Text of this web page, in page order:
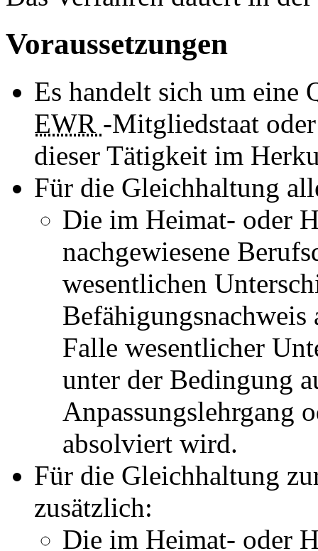
Voraussetzungen
Es handelt sich um
EWR -Mitgliedstaat
dieser Tätigkeit im
Für die Gleichhaltung
Die im Heimat- oder
nachgewiesene
wesentlichen
Falle wesentlicher
unter der Bedingung
Anpassungslehrgang
absolviert wird.
Für die Gleichhaltung
zusätzlich:
Die im Heimat- oder